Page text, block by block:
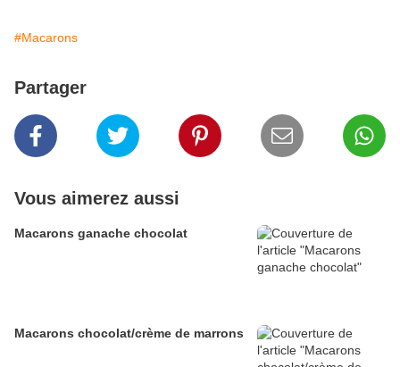
#Macarons
Partager
Vous aimerez aussi
Macarons ganache chocolat
Macarons chocolat/crème de marrons